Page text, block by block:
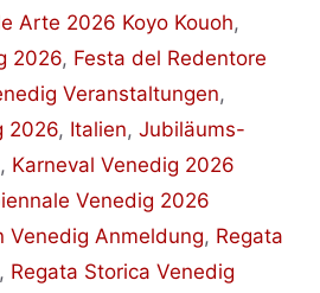
Arte 2026 Koyo Kouoh,
2026, Festa del Redentore
Veranstaltungen,
2026, Italien, Jubiläums-
, Karneval Venedig 2026
Venedig 2026
Venedig Anmeldung, Regata
, Regata Storica Venedig